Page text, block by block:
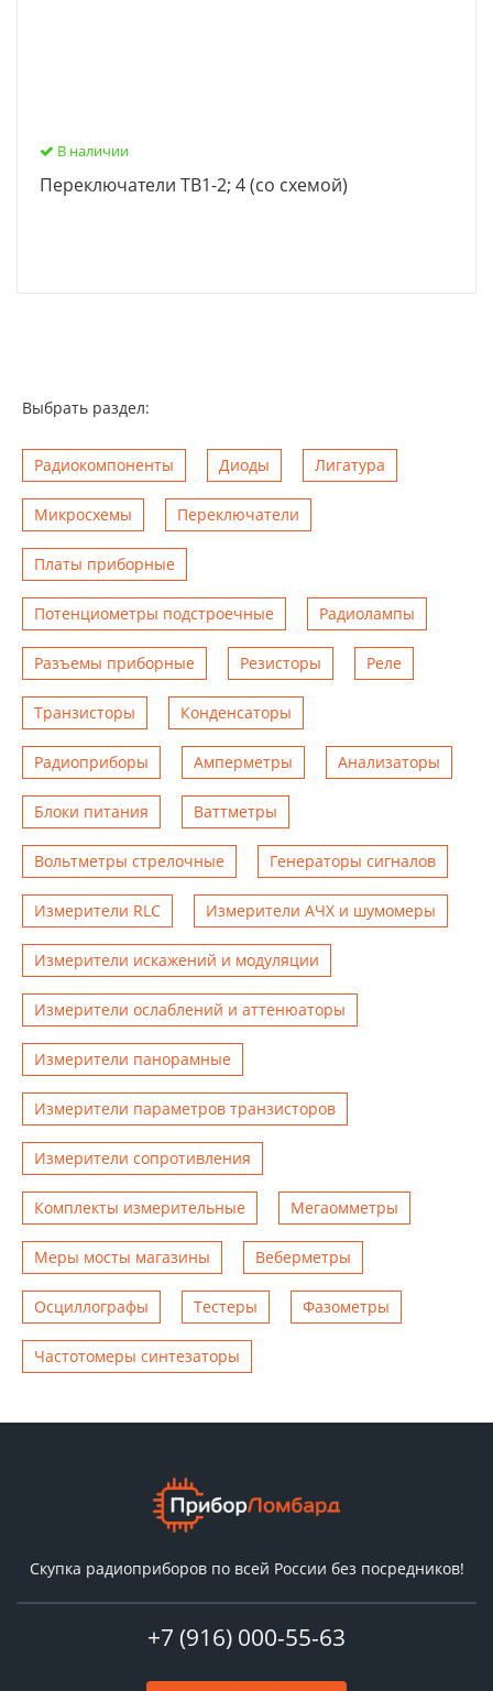
В наличии
Переключатели ТВ1-2; 4 (со схемой)
Выбрать раздел:
Радиокомпоненты Диоды Лигатура
Микросхемы Переключатели
Платы приборные
Потенциометры подстроечные Радиолампы
Разъемы приборные Резисторы Реле
Транзисторы Конденсаторы
Радиоприборы Амперметры Анализаторы
Блоки питания Ваттметры
Вольтметры стрелочные Генераторы сигналов
Измерители RLC Измерители АЧХ и шумомеры
Измерители искажений и модуляции
Измерители ослаблений и аттенюаторы
Измерители панорамные
Измерители параметров транзисторов
Измерители сопротивления
Комплекты измерительные Мегаомметры
Меры мосты магазины Веберметры
Осциллографы Тестеры Фазометры
Чаcтотомеры синтезаторы
Скупка радиоприборов по всей России без посредников!
+7 (916) 000-55-63